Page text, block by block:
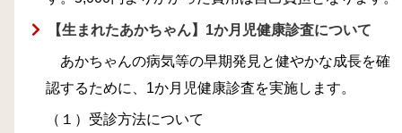
【生まれたあかちゃん】1か月児健康診査について
あかちゃんの病気等の早期発見と健やかな成長を確
認するために、1か月児健康診査を実施します。
（１）受診方法について